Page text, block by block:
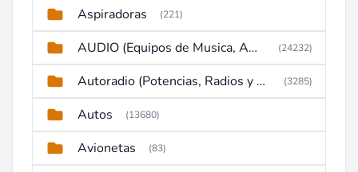
Aspiradoras (221)
AUDIO (Equipos de Musica, Amplificadores, Reproductores, Etc) (24232)
Autoradio (Potencias, Radios y DVD) (3285)
Autos (13680)
Avionetas (83)